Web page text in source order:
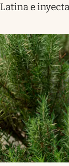
Latina e